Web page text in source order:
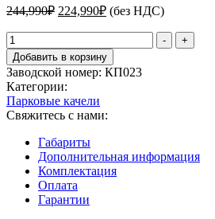
244,990₽ Первоначальная
составляла
244,990₽.
224,990₽Текущая
цена:
224,990₽.
(без НДС)
Количество
товара
Качели
парковые
КП023
“Умбозеро”
-
+
Добавить в корзину
Заводской номер: КП023
Категории:
Парковые качели
Свяжитесь с нами:
Габариты
Дополнительная информация
Комплектация
Оплата
Гарантии